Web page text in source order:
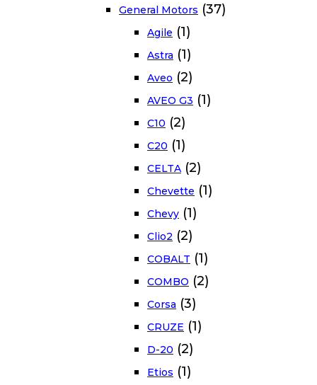
General Motors (37)
Agile (1)
Astra (1)
Aveo (2)
AVEO G3 (1)
C10 (2)
C20 (1)
CELTA (2)
Chevette (1)
Chevy (1)
Clio2 (2)
COBALT (1)
COMBO (2)
Corsa (3)
CRUZE (1)
D-20 (2)
Etios (1)